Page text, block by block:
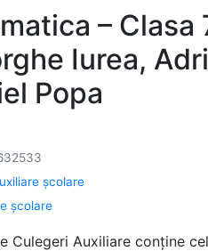
– Clasa
Iurea,
Popa
şcolare
şcolare
Culegeri Auxiliare conține